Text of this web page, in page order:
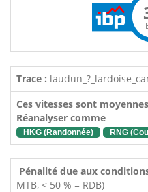
Trace :
Ces vitesses sont
Réanalyser comme
HKG (Randonnée) RNG
Pénalité due aux
MTB, < 50 % = RDB)